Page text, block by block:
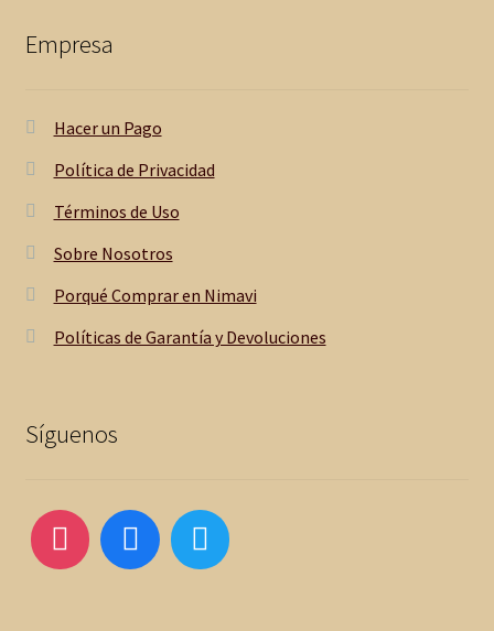
Empresa
Hacer un Pago
Política de Privacidad
Términos de Uso
Sobre Nosotros
Porqué Comprar en Nimavi
Políticas de Garantía y Devoluciones
Síguenos